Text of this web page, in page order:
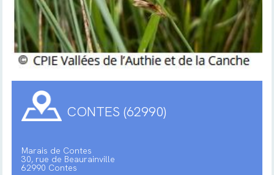
CONTES (62990)
Marais de Contes
30, rue de Beaurainville
62990 Contes